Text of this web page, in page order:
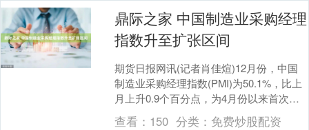
鼎际之家 中国制造业采购经理
指数升至扩张区间
期货日报网讯(记者肖佳煊)12月份，中国
制造业采购经理指数(PMI)为50.1%，比上
月上升0.9个百分点，为4月份以来首次升
至扩张区间，相关企业生产经营情况有....
查看： 150 分类： 免费炒股配资